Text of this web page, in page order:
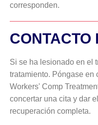
corresponden.
CONTACTO
Si se ha lesionado en el
tratamiento. Póngase en
Workers' Comp
concertar una cita y dar
recuperación completa.